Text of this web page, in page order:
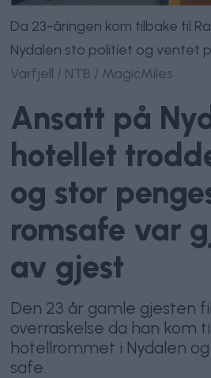
Da 23-åringen kom tilbake til
Nydalen sto politiet og ventet
Varfjell / NTB / MagicMiles
Ansatt på
hotellet
og stor
romsafe var
av gjest
Den 23 år gamle gjesten
overraskelse da han kom
hotellrommet i Nydalen
safe.